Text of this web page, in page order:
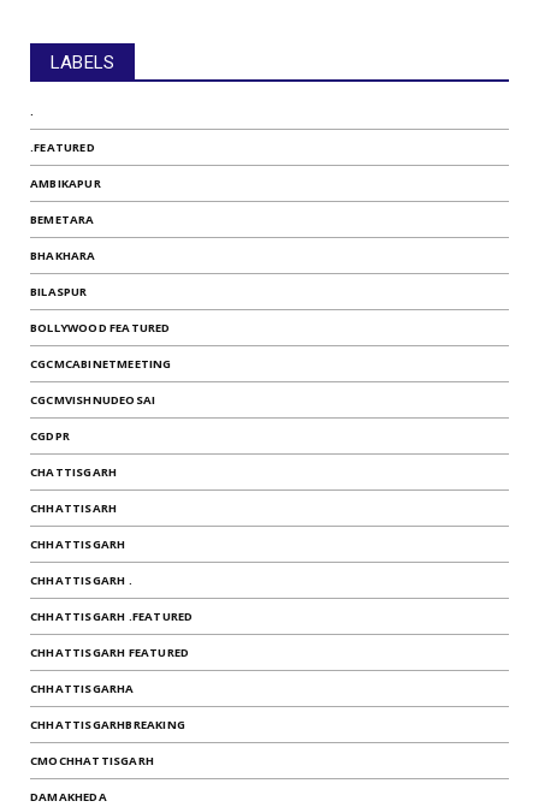
LABELS
.
.FEATURED
AMBIKAPUR
BEMETARA
BHAKHARA
BILASPUR
BOLLYWOOD FEATURED
CGCMCABINETMEETING
CGCMVISHNUDEOSAI
CGDPR
CHATTISGARH
CHHATTISARH
CHHATTISGARH
CHHATTISGARH .
CHHATTISGARH .FEATURED
CHHATTISGARH FEATURED
CHHATTISGARHA
CHHATTISGARHBREAKING
CMOCHHATTISGARH
DAMAKHEDA